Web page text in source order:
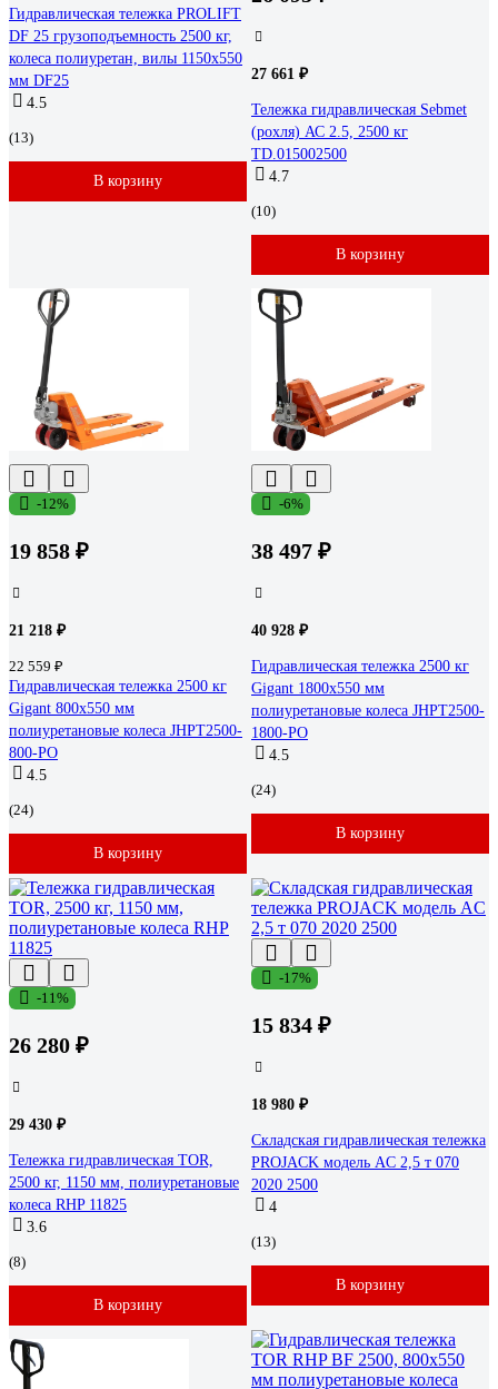
Гидравлическая тележка PROLIFT
DF 25 грузоподъемность 2500 кг,
колеса полиуретан, вилы 1150x550
мм DF25
4.5
(13)
В корзину
27 661 ₽
Тележка гидравлическая Sebmet
(рохля) АС 2.5, 2500 кг
TD.015002500
4.7
(10)
В корзину
-12%
19 858 ₽
21 218 ₽
22 559 ₽
Гидравлическая тележка 2500 кг
Gigant 800x550 мм
полиуретановые колеса JHPT2500-
800-PO
4.5
(24)
В корзину
-6%
38 497 ₽
40 928 ₽
Гидравлическая тележка 2500 кг
Gigant 1800x550 мм
полиуретановые колеса JHPT2500-
1800-PO
4.5
(24)
В корзину
-11%
26 280 ₽
29 430 ₽
Тележка гидравлическая TOR,
2500 кг, 1150 мм, полиуретановые
колеса RHP 11825
3.6
(8)
В корзину
-17%
15 834 ₽
18 980 ₽
Складская гидравлическая тележка
PROJACK модель AC 2,5 т 070
2020 2500
4
(13)
В корзину